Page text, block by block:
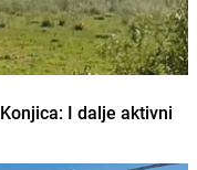
I dalje aktivni